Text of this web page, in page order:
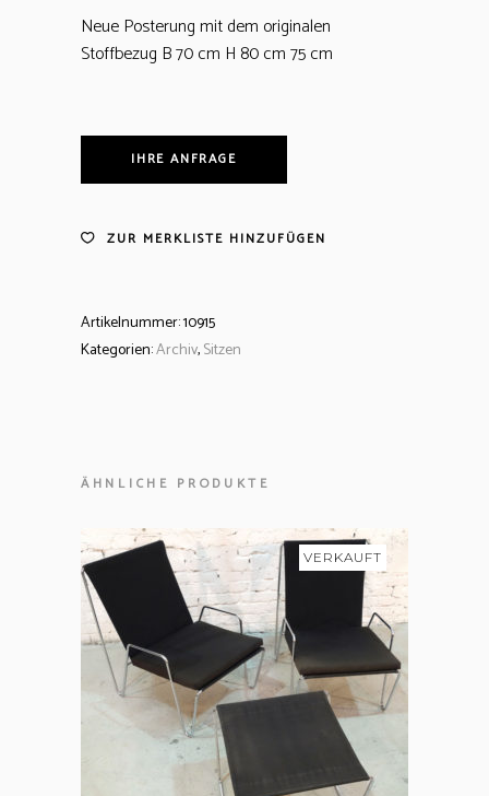
Neue Posterung mit dem originalen
Stoffbezug B 70 cm H 80 cm 75 cm
IHRE ANFRAGE
ZUR MERKLISTE HINZUFÜGEN
Artikelnummer:10915
Kategorien:Archiv,Sitzen
ÄHNLICHE PRODUKTE
VERKAUFT